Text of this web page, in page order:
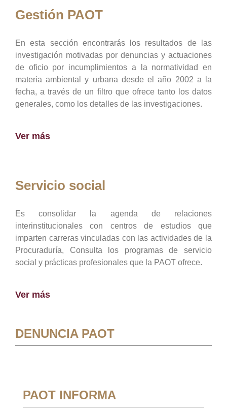
Gestión PAOT
En esta sección encontrarás los resultados de las
investigación motivadas por denuncias y actuaciones
de oficio por incumplimientos a la normatividad en
materia ambiental y urbana desde el año 2002 a la
fecha, a través de un filtro que ofrece tanto los datos
generales, como los detalles de las investigaciones.
Ver más
Servicio social
Es consolidar la agenda de relaciones
interinstitucionales con centros de estudios que
imparten carreras vinculadas con las actividades de la
Procuraduría, Consulta los programas de servicio
social y prácticas profesionales que la PAOT ofrece.
Ver más
DENUNCIA PAOT
PAOT INFORMA